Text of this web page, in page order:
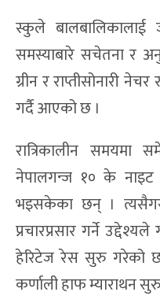
स्कुले बालबालिकालाई
समस्याबारे सचेतना र
ग्रीन र राप्तीसोनारी
गर्दै आएको छ ।
रात्रिकालीन समयमा
नेपालगन्ज १० के
भइसकेका छन् ।
प्रचारप्रसार गर्ने
हेरिटेज रेस सुरु गरेको
कर्णाली हाफ म्याराथन